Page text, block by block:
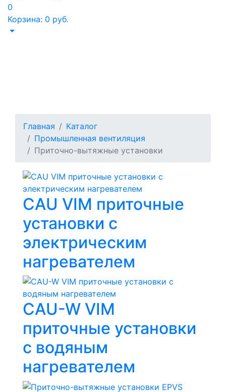
0
Корзина: 0 руб.
Главная
Каталог
Промышленная вентиляция
Приточно-вытяжные установки
CAU VIM приточные
установки с
электрическим
нагревателем
CAU-W VIM
приточные установки
с водяным
нагревателем